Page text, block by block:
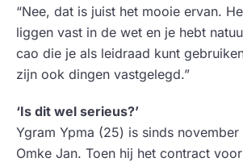
“Nee, dat is juist het mooie ervan.
liggen vast in de wet en je hebt
cao die je als leidraad kunt
zijn ook dingen vastgelegd.”
‘Is dit wel serieus?’
Ygram Ypma (25) is sinds
Omke Jan. Toen hij het contract